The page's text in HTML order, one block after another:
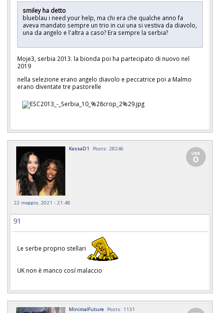
smiley ha detto
blueblau i need your help, ma chi era che qualche anno fa
aveva mandato sempre un trio in cui una si vestiva da diavolo,
una da angelo e l'altra a caso? Era sempre la serbia?
Moje3, serbia 2013. la bionda poi ha partecipato di nuovo nel
2019
nella selezione erano angelo diavolo e peccatrice poi a Malmo
erano diventate tre pastorelle
KassaD1 Posts: 28246
22 maggio, 2021 - 21:48
91
Le serbe proprio stellari
UK non è manco cosí malaccio
MinimalFuture Posts: 1131